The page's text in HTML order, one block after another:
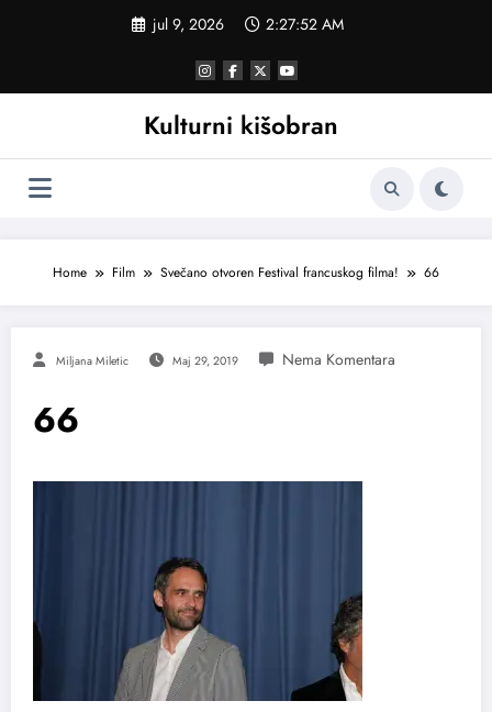
jul 9, 2026 2:27:53 AM
Kulturni kišobran
Home Film Svečano otvoren Festival francuskog filma! 66
Miljana Miletic Maj 29, 2019
66